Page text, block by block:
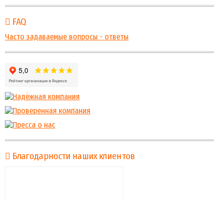
FAQ
Часто задаваемые вопросы - ответы
Благодарности наших клиентов